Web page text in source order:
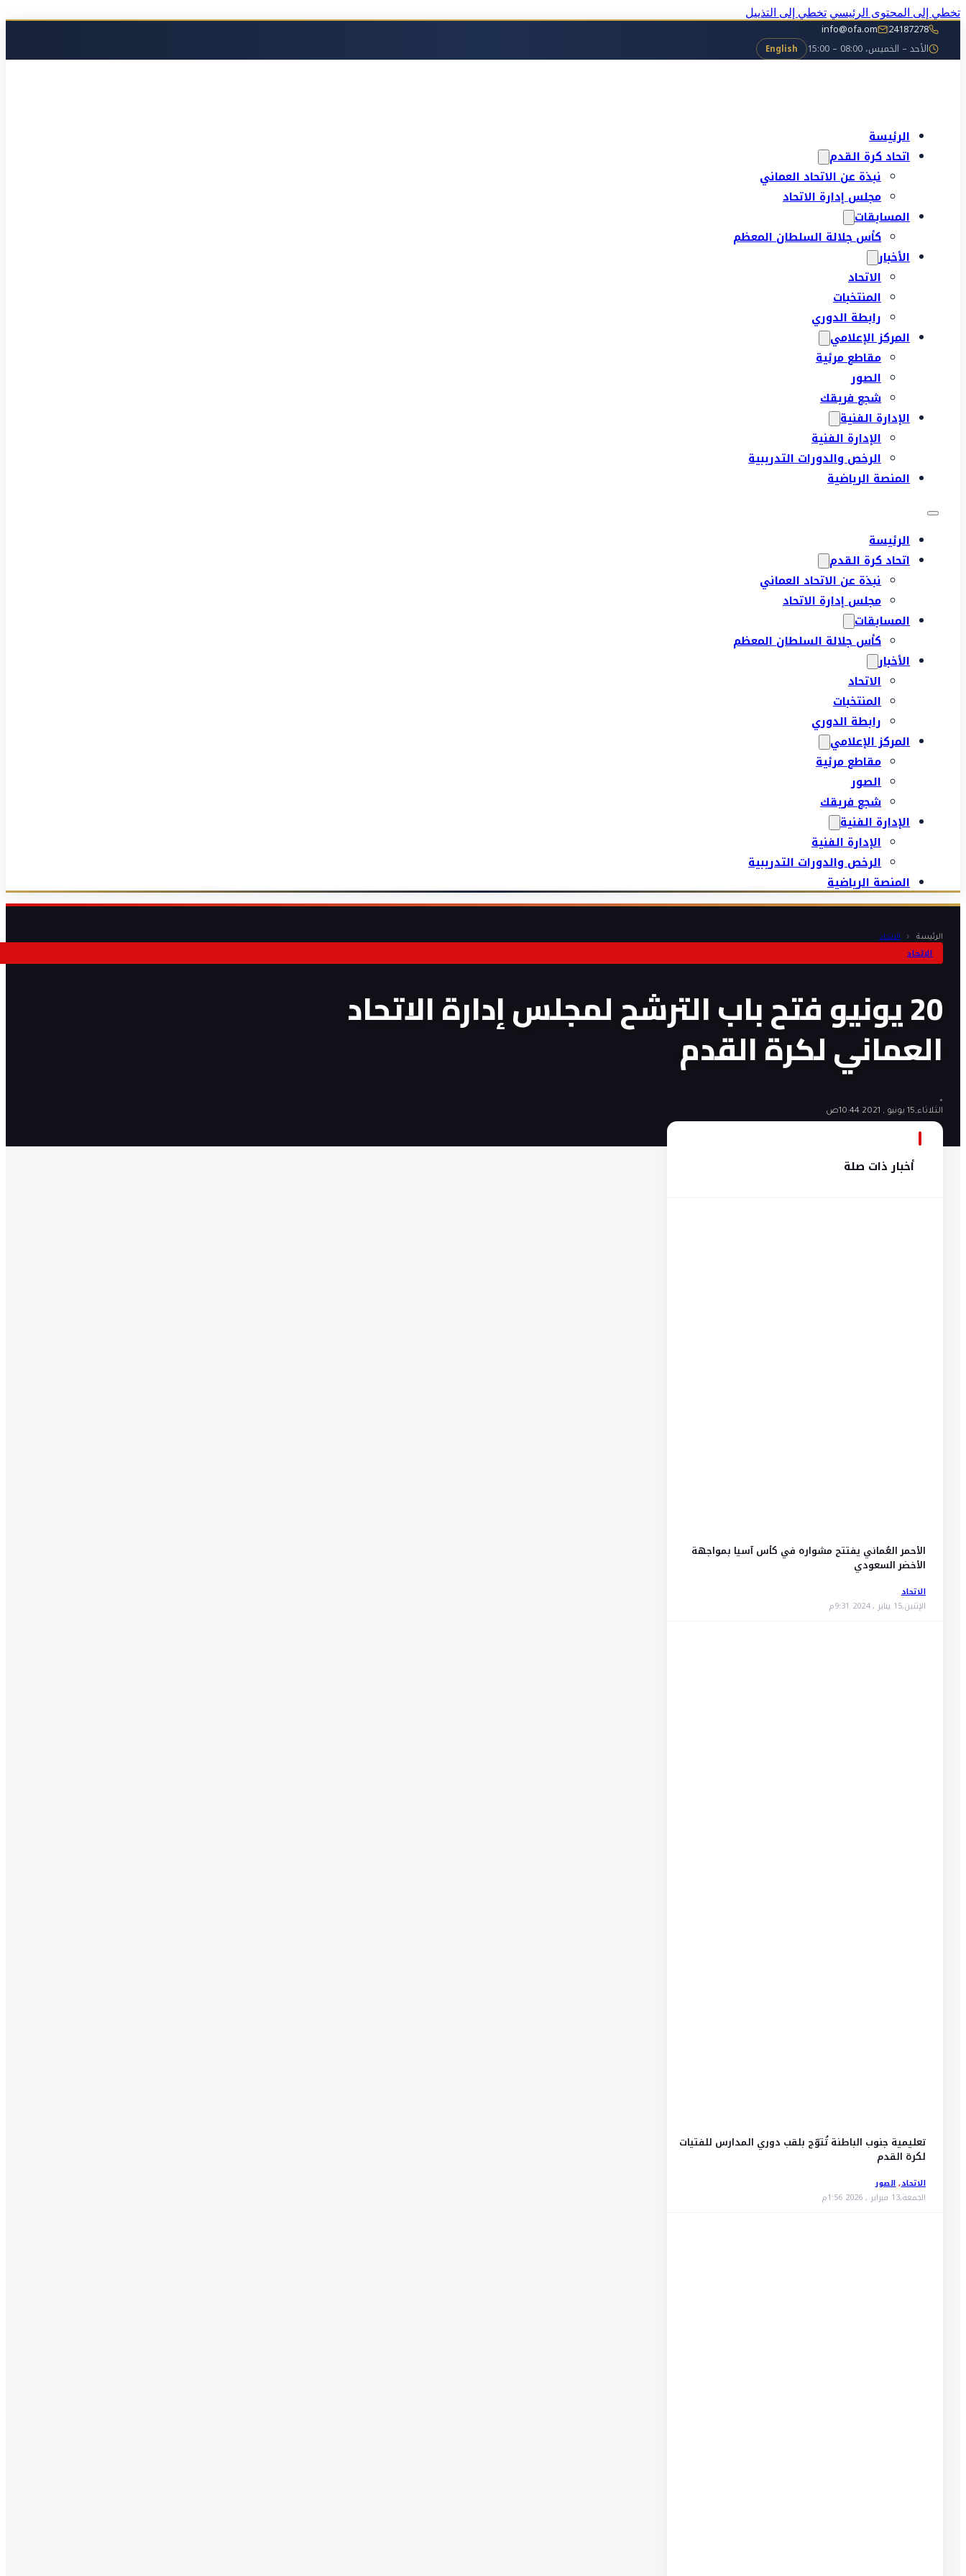
تخطي إلى المحتوى الرئيسي تخطي إلى التذييل
24187278
info@ofa.om
الأحد – الخميس، 08:00 – 15:00
English
الرئيسة
اتحاد كرة القدم
نبذة عن الاتحاد العماني
مجلس إدارة الاتحاد
المسابقات
كأس جلالة السلطان المعظم
الأخبار
الاتحاد
المنتخبات
رابطة الدوري
المركز الإعلامي
مقاطع مرئية
الصور
شجع فريقك
الإدارة الفنية
الإدارة الفنية
الرخص والدورات التدريبية
المنصة الرياضية
الرئيسة
اتحاد كرة القدم
نبذة عن الاتحاد العماني
مجلس إدارة الاتحاد
المسابقات
كأس جلالة السلطان المعظم
الأخبار
الاتحاد
المنتخبات
رابطة الدوري
المركز الإعلامي
مقاطع مرئية
الصور
شجع فريقك
الإدارة الفنية
الإدارة الفنية
الرخص والدورات التدريبية
المنصة الرياضية
الرئيسة ‹ الاتحاد
الاتحاد
20 يونيو فتح باب الترشح لمجلس إدارة الاتحاد
العماني لكرة القدم
•
الثلاثاء,15 يونيو , 2021 10:44ص
أخبار ذات صلة
الأحمر العُماني يفتتح مشواره في كأس آسيا بمواجهة
الأخضر السعودي
الاتحاد
الإثنين,15 يناير , 2024 9:31م
تعليمية جنوب الباطنة تُتوّج بلقب دوري المدارس للفتيات
لكرة القدم
الاتحاد,الصور
الجمعة,13 فبراير , 2026 1:56م